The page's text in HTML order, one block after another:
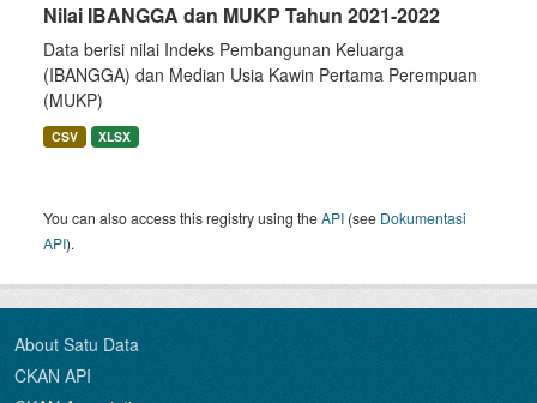
Nilai IBANGGA dan MUKP Tahun 2021-2022
Data berisi nilai Indeks Pembangunan Keluarga
(IBANGGA) dan Median Usia Kawin Pertama Perempuan
(MUKP)
CSV XLSX
You can also access this registry using theAPI (see Dokumentasi
API).
About Satu Data
CKAN API